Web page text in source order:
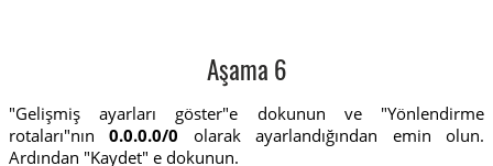
Aşama 6
"Gelişmiş ayarları göster"e dokunun ve "Yönlendirme
rotaları"nın0.0.0.0/0 olarak ayarlandığından emin olun.
Ardından "Kaydet" e dokunun.